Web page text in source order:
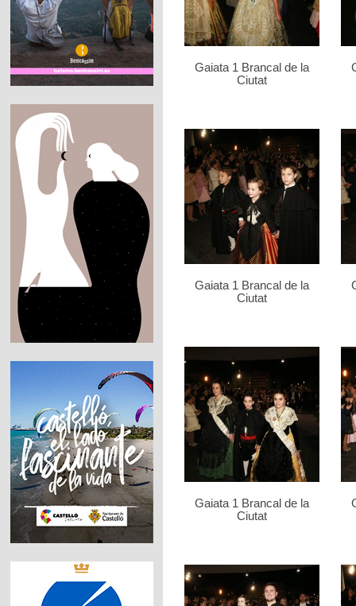
Gaiata 1 Brancal de la
Ciutat
Gaiata 1 Brancal de la
Ciutat
Gaiata 1 Brancal de la
Ciutat